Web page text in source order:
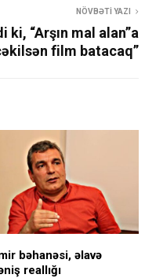
NÖVBƏTI YAZI
ki, “Arşın mal alan”a
film batacaq”
bəhanəsi, əlavə
reallığı